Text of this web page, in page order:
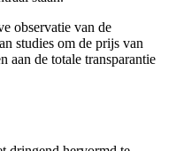
observatie van de
studies om de prijs van
aan de totale transparantie